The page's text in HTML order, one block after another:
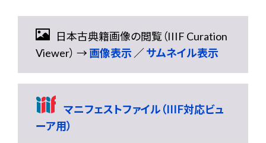
日本古典籍画像の閲覧（IIIF Curation
Viewer） →画像表示 ／サムネイル表示
マニフェストファイル（IIIF対応ビュ
ーア用）